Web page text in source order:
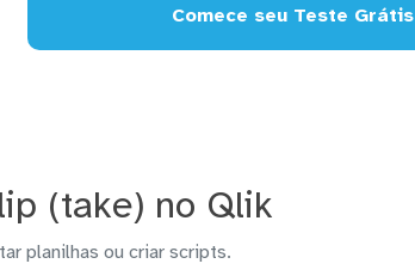
Comece seu Teste Grátis
(take) no Qlik
planilhas ou criar scripts.